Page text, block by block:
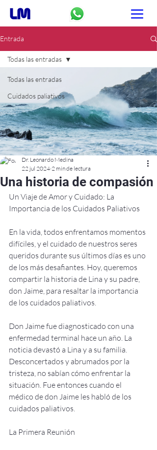
Entrada
Todas las entradas
Cuidados paliativos
Todas las entradas
Una historia de compasión
Dr. Leonardo Medina
22 jul 2024 2 min de lectura
Un Viaje de Amor y Cuidado: La
Importancia de los Cuidados Paliativos
En la vida, todos enfrentamos momentos
difíciles, y el cuidado de nuestros seres
queridos durante sus últimos días es uno
de los más desafiantes. Hoy, queremos
compartir la historia de Lina y su padre,
don Jaime, para resaltar la importancia
de los cuidados paliativos.
Don Jaime fue diagnosticado con una
enfermedad terminal hace un año. La
noticia devastó a Lina y a su familia.
Desconcertados y abrumados por la
tristeza, no sabían cómo enfrentar la
situación. Fue entonces cuando el
médico de don Jaime les habló de los
cuidados paliativos.
La Primera Reunión